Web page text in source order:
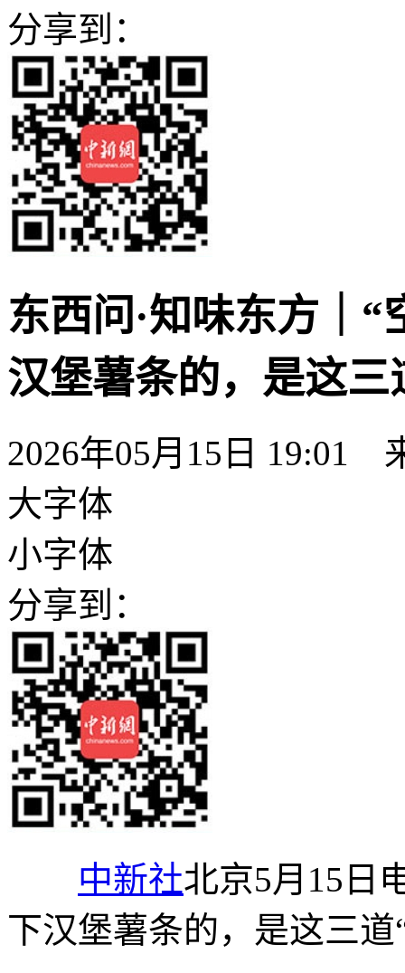
分享到：
东西问·知味东方｜
汉堡薯条的，是这三
2026年05月15日 19:01
大字体
小字体
分享到：
中新社北京5月15日
下汉堡薯条的，是这三道